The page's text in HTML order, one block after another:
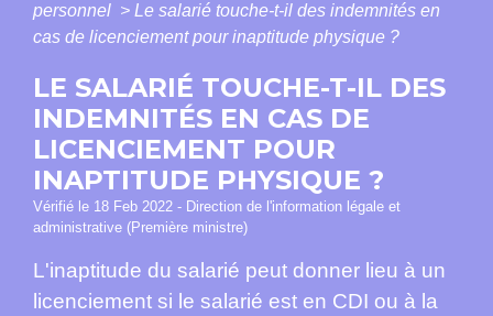
personnel > Le salarié touche-t-il des indemnités en
cas de licenciement pour inaptitude physique ?
LE SALARIÉ TOUCHE-T-IL DES
INDEMNITÉS EN CAS DE
LICENCIEMENT POUR
INAPTITUDE PHYSIQUE ?
Vérifié le 18 Feb 2022 - Direction de l'information légale et
administrative (Première ministre)
L'inaptitude du salarié peut donner lieu à un
licenciement si le salarié est en CDI ou à la